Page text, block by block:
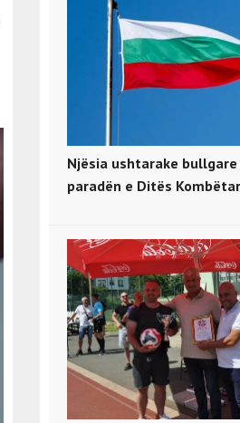
Njësia ushtarake
paradën e Ditës